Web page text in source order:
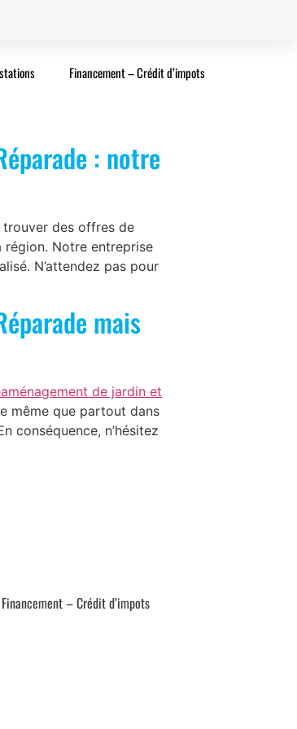
Financement – Crédit d’impots
: notre
des offres de
région. Notre entreprise
N’attendez pas pour
mais
de jardin et
même que partout dans
conséquence, n’hésitez
Financement – Crédit d’impots